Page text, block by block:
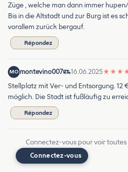
Züge , welche man dann immer
Bis in die Altstadt und zur Burg ist es
vorallem zurück bergauf.
Répondez
MO montevino007 16.06.2025★ ★ ★
Stellplatz mit Ver- und Entsorgung.
möglich. Die Stadt ist fußläufig zu
Répondez
Connectez-vous pour voir
Connectez-vous